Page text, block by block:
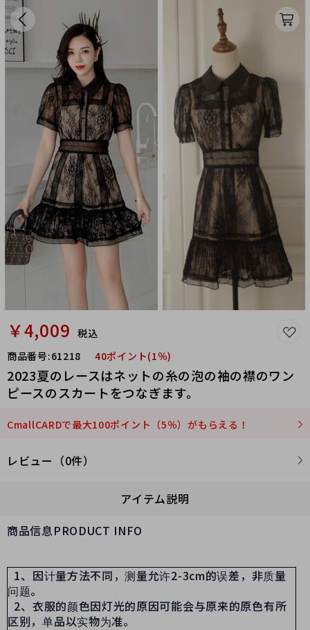
￥4,009 税込
商品番号:61218 40ポイント(1％)
2023夏のレースはネットの糸の泡の袖の襟のワン
ピースのスカートをつなぎます。
CmallCARDで最大100ポイント（5％）がもらえる！
レビュー（0件）
アイテム説明
商品信息PRODUCT INFO
1、因计量方法不同，测量允许2-3cm的误差，非质量
问题。
2、衣服的颜色因灯光的原因可能会与原来的原色有所
区别，单品以实物为准。